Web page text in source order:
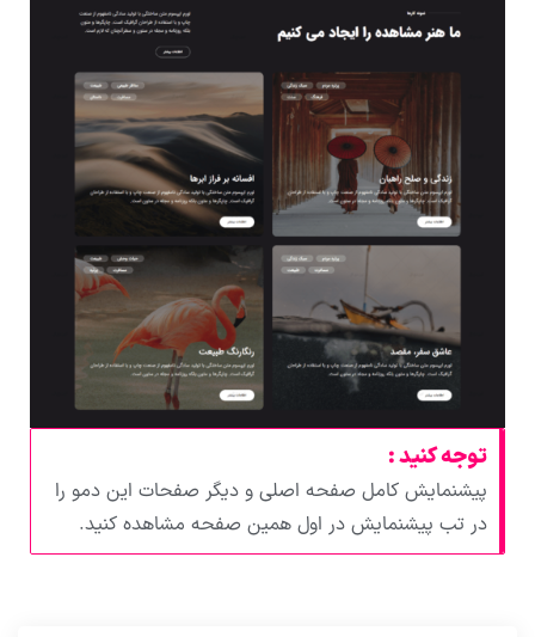
توجه کنید :
پیشنمایش کامل صفحه اصلی و دیگر صفحات این دمو را
در تب پیشنمایش در اول همین صفحه مشاهده کنید.